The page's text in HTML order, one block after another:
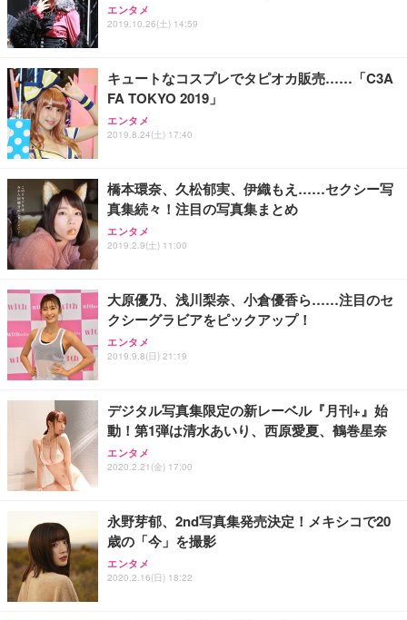
ワーク チェア 強化バックレスト 30度ロッキング機
能 人間工学 椅子 腰サポート 90度跳ね上げ式アーム
務用 おしゃれ パソコンチェア (ホワイト)
ANDWINT オフィスチェア デスクチェア 肘なし メ
ッシュ 通気性 ランバーサポート付き 腰サポート ガ
ス圧無段階昇降 360度回転 キャスター付き コンパク
ー フルHD（1920×1080）VA 非光沢 HDMI/DisplayP
ort/VGA スピーカー内蔵 高さ調整 スイベル VESA対
【MiniLED/24.5inch/280Hz/FHD】GRAPHT THE S
HOOTER Gaming Monitor 24” Essential ゲーミン
グモニター QD 24.5インチ 1ms FHD 量子ドット 残
限定】 Smart Basic アイリスオーヤマ ペットシーツ
超厚型 お徳用 ワイド 100枚入 (x 1) (ケース販売)
アイリスオーヤマ ペットシーツ 超厚型 お徳用 レギ
ュラー 200枚入【Amazon.co.jp限定】
エンタメ
2019.10.26(土) 14:59
キュートなコスプレでタピオカ販売……「C3A
FA TOKYO 2019」
エンタメ
2019.8.24(土) 17:40
橋本環奈、久松郁実、伊織もえ……セクシー写
真集続々！注目の写真集まとめ
エンタメ
2019.2.9(土) 11:00
大原優乃、浅川梨奈、小倉優香ら……注目のセ
クシーグラビアをピックアップ！
エンタメ
2019.9.8(日) 21:19
デジタル写真集限定の新レーベル『月刊+』始
動！第1弾は清水あいり、西原愛夏、鶴巻星奈
エンタメ
2020.2.21(金) 17:00
永野芽郁、2nd写真集発売決定！メキシコで20
歳の「今」を撮影
エンタメ
2020.2.16(日) 18:22